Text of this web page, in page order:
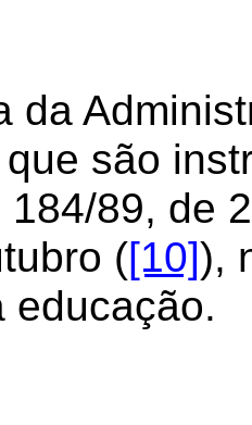
da
são
184/89, de
([10]),
educação.